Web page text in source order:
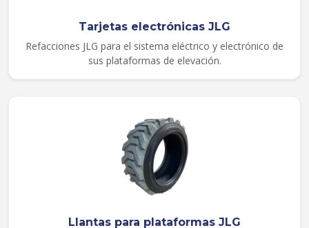
Tarjetas electrónicas JLG
Refacciones JLG para el sistema eléctrico y electrónico de
sus plataformas de elevación.
Llantas para plataformas JLG